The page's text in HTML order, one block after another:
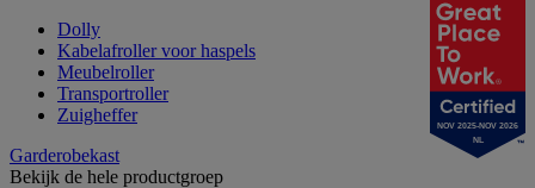
Dolly
Kabelafroller voor haspels
Meubelroller
Transportroller
Zuigheffer
Garderobekast
Bekijk de hele productgroep
NOV 2025-NOV 2026
NL